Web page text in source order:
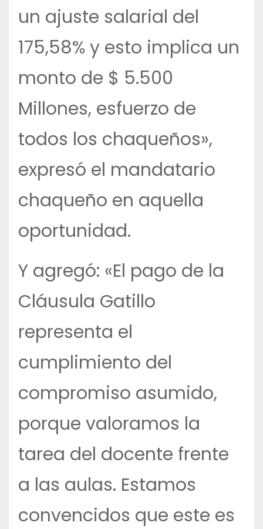
un ajuste salarial del
175,58% y esto implica un
monto de $ 5.500
Millones, esfuerzo de
todos los chaqueños»,
expresó el mandatario
chaqueño en aquella
oportunidad.
Y agregó: «El pago de la
Cláusula Gatillo
representa el
cumplimiento del
compromiso asumido,
porque valoramos la
tarea del docente frente
a las aulas. Estamos
convencidos que este es